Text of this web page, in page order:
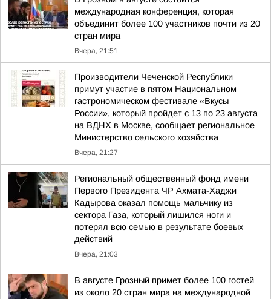
международная конференция, которая
объединит более 100 участников почти из 20
стран мира
Вчера, 21:51
Производители Чеченской Республики
примут участие в пятом Национальном
гастрономическом фестивале «Вкусы
России», который пройдет с 13 по 23 августа
на ВДНХ в Москве, сообщает региональное
Министерство сельского хозяйства
Вчера, 21:27
Региональный общественный фонд имени
Первого Президента ЧР Ахмата-Хаджи
Кадырова оказал помощь мальчику из
сектора Газа, который лишился ноги и
потерял всю семью в результате боевых
действий
Вчера, 21:03
В августе Грозный примет более 100 гостей
из около 20 стран мира на международной